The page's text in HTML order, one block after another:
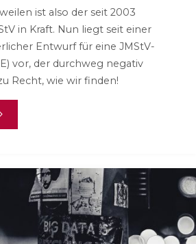
ist also der seit 2003
in Kraft. Nun liegt seit einer
Entwurf für eine JMStV-
vor, der durchweg negativ
Recht, wie wir finden!